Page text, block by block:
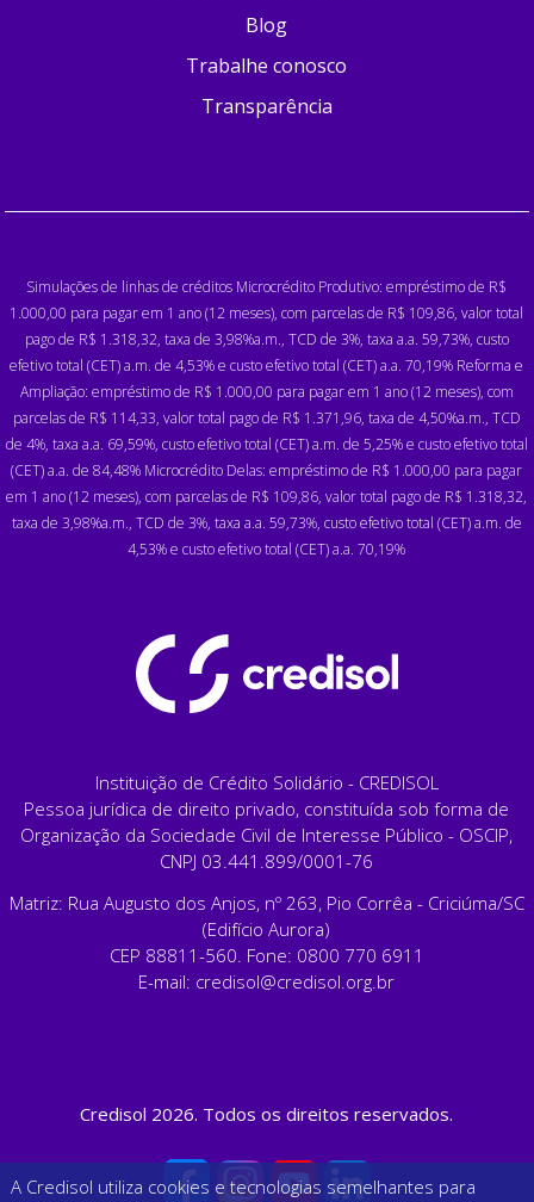
Blog
Trabalhe conosco
Transparência
Simulações de linhas de créditos Microcrédito Produtivo: empréstimo de R$
1.000,00 para pagar em 1 ano (12 meses), com parcelas de R$ 109,86, valor total
pago de R$ 1.318,32, taxa de 3,98%a.m., TCD de 3%, taxa a.a. 59,73%, custo
efetivo total (CET) a.m. de 4,53% e custo efetivo total (CET) a.a. 70,19% Reforma e
Ampliação: empréstimo de R$ 1.000,00 para pagar em 1 ano (12 meses), com
parcelas de R$ 114,33, valor total pago de R$ 1.371,96, taxa de 4,50%a.m., TCD
de 4%, taxa a.a. 69,59%, custo efetivo total (CET) a.m. de 5,25% e custo efetivo total
(CET) a.a. de 84,48% Microcrédito Delas: empréstimo de R$ 1.000,00 para pagar
em 1 ano (12 meses), com parcelas de R$ 109,86, valor total pago de R$ 1.318,32,
taxa de 3,98%a.m., TCD de 3%, taxa a.a. 59,73%, custo efetivo total (CET) a.m. de
4,53% e custo efetivo total (CET) a.a. 70,19%
Instituição de Crédito Solidário - CREDISOL
Pessoa jurídica de direito privado, constituída sob forma de
Organização da Sociedade Civil de Interesse Público - OSCIP,
CNPJ 03.441.899/0001-76
Matriz: Rua Augusto dos Anjos, nº 263, Pio Corrêa - Criciúma/SC
(Edifício Aurora)
CEP 88811-560. Fone: 0800 770 6911
E-mail: credisol@credisol.org.br
Credisol 2026. Todos os direitos reservados.
A Credisol utiliza cookies e tecnologias semelhantes para